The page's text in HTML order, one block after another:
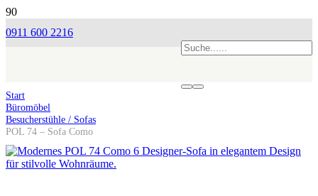
0911 600 2216
Start
Büromöbel
Besucherstühle / Sofas
POL 74 – Sofa Como